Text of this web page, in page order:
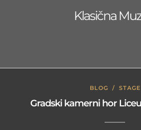
Klasična
BLOG / STAGE
Gradski kamerni hor